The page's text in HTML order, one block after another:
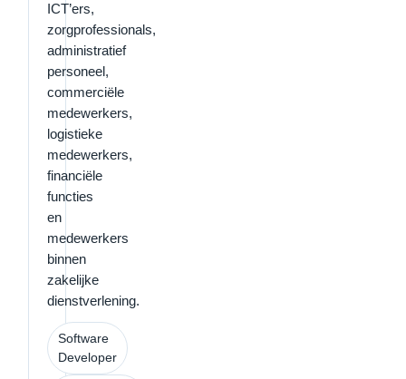
ICT’ers,
zorgprofessionals,
administratief
personeel,
commerciële
medewerkers,
logistieke
medewerkers,
financiële
functies
en
medewerkers
binnen
zakelijke
dienstverlening.
Software
Developer